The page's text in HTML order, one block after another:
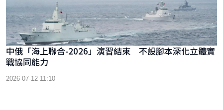
中俄「海上聯合-2026」演習結束 不設腳本深化立體實
戰協同能力
2026-07-12 11:10